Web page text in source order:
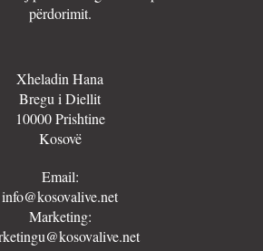
përdorimit.
Xheladin Hana
Bregu i Diellit
10000 Prishtine
Kosovë
Email:
info@kosovalive.net
Marketing: